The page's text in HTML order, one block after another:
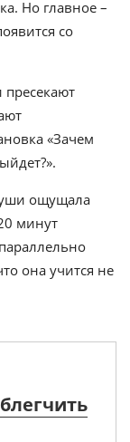
Но главное –
со
пресекают
«Зачем
ощущала
минут
она учится не